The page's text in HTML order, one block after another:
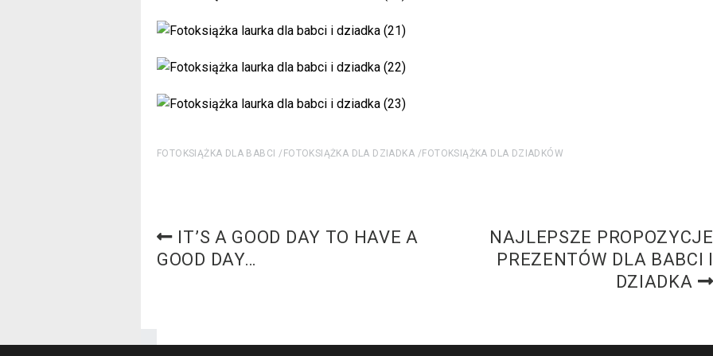
FOTOKSIĄŻKA DLA BABCI FOTOKSIĄŻKA DLA DZIADKA FOTOKSIĄŻKA DLA DZIADKÓW
IT’S A GOOD DAY TO HAVE A
GOOD DAY…
NAJLEPSZE PROPOZYCJE
PREZENTÓW DLA BABCI I
DZIADKA